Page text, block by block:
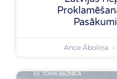
Ance Āboliņa